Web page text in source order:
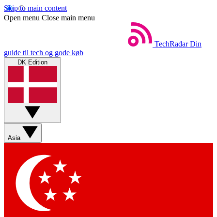
Skip to main content
Open menu Close main menu
TechRadar Din
guide til tech og gode køb
DK Edition
Asia